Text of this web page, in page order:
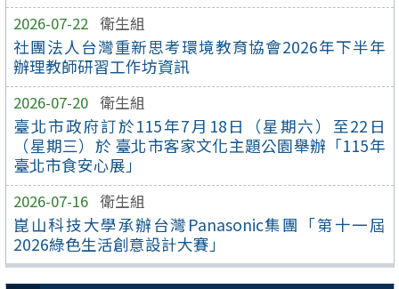
2026-07-22 衛生組
社團法人台灣重新思考環境教育協會2026年下半年
辦理教師研習工作坊資訊
2026-07-20 衛生組
臺北市政府訂於115年7月18日（星期六）至22日
（星期三）於 臺北市客家文化主題公園舉辦「115年
臺北市食安心展」
2026-07-16 衛生組
崑山科技大學承辦台灣Panasonic集團「第十一屆
2026綠色生活創意設計大賽」